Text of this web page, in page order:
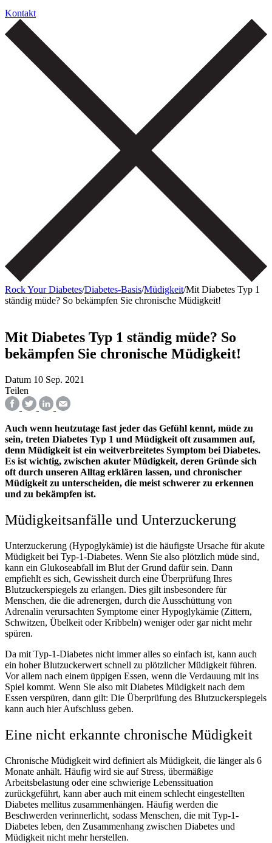
Kontakt
Rock Your Diabetes/Diabetes-Basis/Müdigkeit/Mit Diabetes Typ 1
ständig müde? So bekämpfen Sie chronische Müdigkeit!
Mit Diabetes Typ 1 ständig müde? So
bekämpfen Sie chronische Müdigkeit!
Datum 10 Sep. 2021
Teilen
Auch wenn heutzutage fast jeder das Gefühl kennt, müde zu
sein, treten Diabetes Typ 1 und Müdigkeit oft zusammen auf,
denn Müdigkeit ist ein weitverbreitetes Symptom bei Diabetes.
Es ist wichtig, zwischen akuter Müdigkeit, deren Gründe sich
oft durch unseren Alltag erklären lassen, und chronischer
Müdigkeit zu unterscheiden, die meist schwerer zu erkennen
und zu bekämpfen ist.
Müdigkeitsanfälle und Unterzuckerung
Unterzuckerung (Hypoglykämie) ist die häufigste Ursache für akute
Müdigkeit bei Typ-1-Diabetes. Wenn Sie also plötzlich müde sind,
kann ein Glukoseabfall im Blut der Grund dafür sein. Dann
empfiehlt es sich, Gewissheit durch eine Überprüfung Ihres
Blutzuckerspiegels zu erlangen. Dies gilt insbesondere für
Menschen, die die adrenergen, durch die Ausschüttung von
Adrenalin verursachten Symptome einer Hypoglykämie (Zittern,
Schwitzen, Übelkeit oder Kribbeln) weniger oder gar nicht mehr
spüren.
Da mit Typ-1-Diabetes nicht immer alles so einfach ist, kann auch
ein hoher Blutzuckerwert schnell zu plötzlicher Müdigkeit führen.
Vor allem nach einem üppigen Essen, wenn die Verdauung mit ins
Spiel kommt. Wenn Sie also mit Diabetes Müdigkeit nach dem
Essen verspüren, dann gilt: Die Überprüfung des Blutzuckerspiegels
kann auch hier Aufschluss geben.
Eine nicht erkannte chronische Müdigkeit
Chronische Müdigkeit wird definiert als Müdigkeit, die länger als 6
Monate anhält. Häufig wird sie auf Stress, übermäßige
Arbeitsbelastung oder eine schwierige Lebenssituation
zurückgeführt, kann aber auch mit einem schlecht eingestellten
Diabetes mellitus zusammenhängen. Häufig werden die
Beschwerden verinnerlicht, sodass Menschen, die mit Typ-1-
Diabetes leben, den Zusammenhang zwischen Diabetes und
Müdigkeit nicht mehr herstellen.